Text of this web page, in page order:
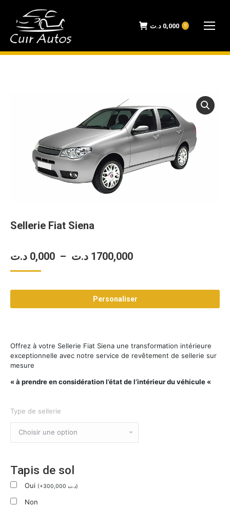
0,000 د.ت 0
Sellerie Fiat Siena
0,000 د.ت – 1700,000 د.ت
Plage
prix :
0,000 د.تPersonaliser
Offrez à votre Sellerie Fiat Siena une transformation intérieure
exceptionnelle avec notre service de revêtement de sellerie sur
mesure
« à prendre en considération l’état de l’intérieur du véhicule «
Type de sellerie
Tapis de sol
Oui (+300,000 د.ت)
Non